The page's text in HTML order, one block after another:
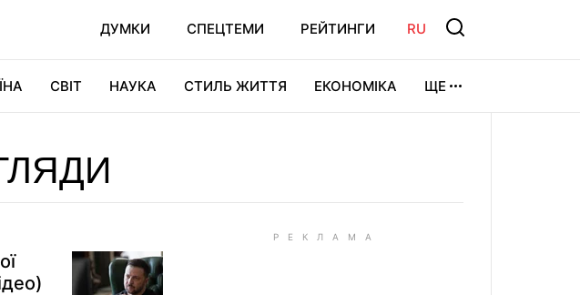
ДУМКИ СПЕЦТЕМИ РЕЙТИНГИ RU
СВІТ НАУКА СТИЛЬ ЖИТТЯ ЕКОНОМІКА ЩЕ